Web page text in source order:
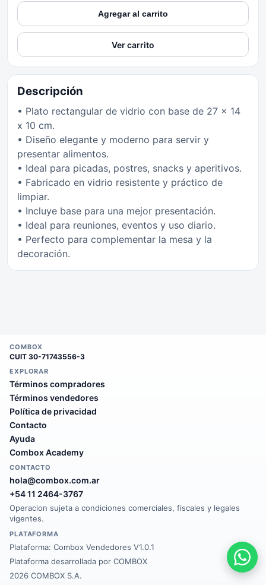
Agregar al carrito
Ver carrito
Descripción
• Plato rectangular de vidrio con base de 27 x 14
x 10 cm.
• Diseño elegante y moderno para servir y
presentar alimentos.
• Ideal para picadas, postres, snacks y aperitivos.
• Fabricado en vidrio resistente y práctico de
limpiar.
• Incluye base para una mejor presentación.
• Ideal para reuniones, eventos y uso diario.
• Perfecto para complementar la mesa y la
decoración.
COMBOX
CUIT 30-71743556-3
EXPLORAR
Términos compradores
Términos vendedores
Política de privacidad
Contacto
Ayuda
Combox Academy
CONTACTO
hola@combox.com.ar
+54 11 2464-3767
Operacion sujeta a condiciones comerciales, fiscales y legales
vigentes.
PLATAFORMA
Plataforma: Combox Vendedores V1.0.1
Plataforma desarrollada por COMBOX
2026 COMBOX S.A.